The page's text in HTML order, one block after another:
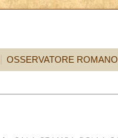
OSSERVATORE ROMANO